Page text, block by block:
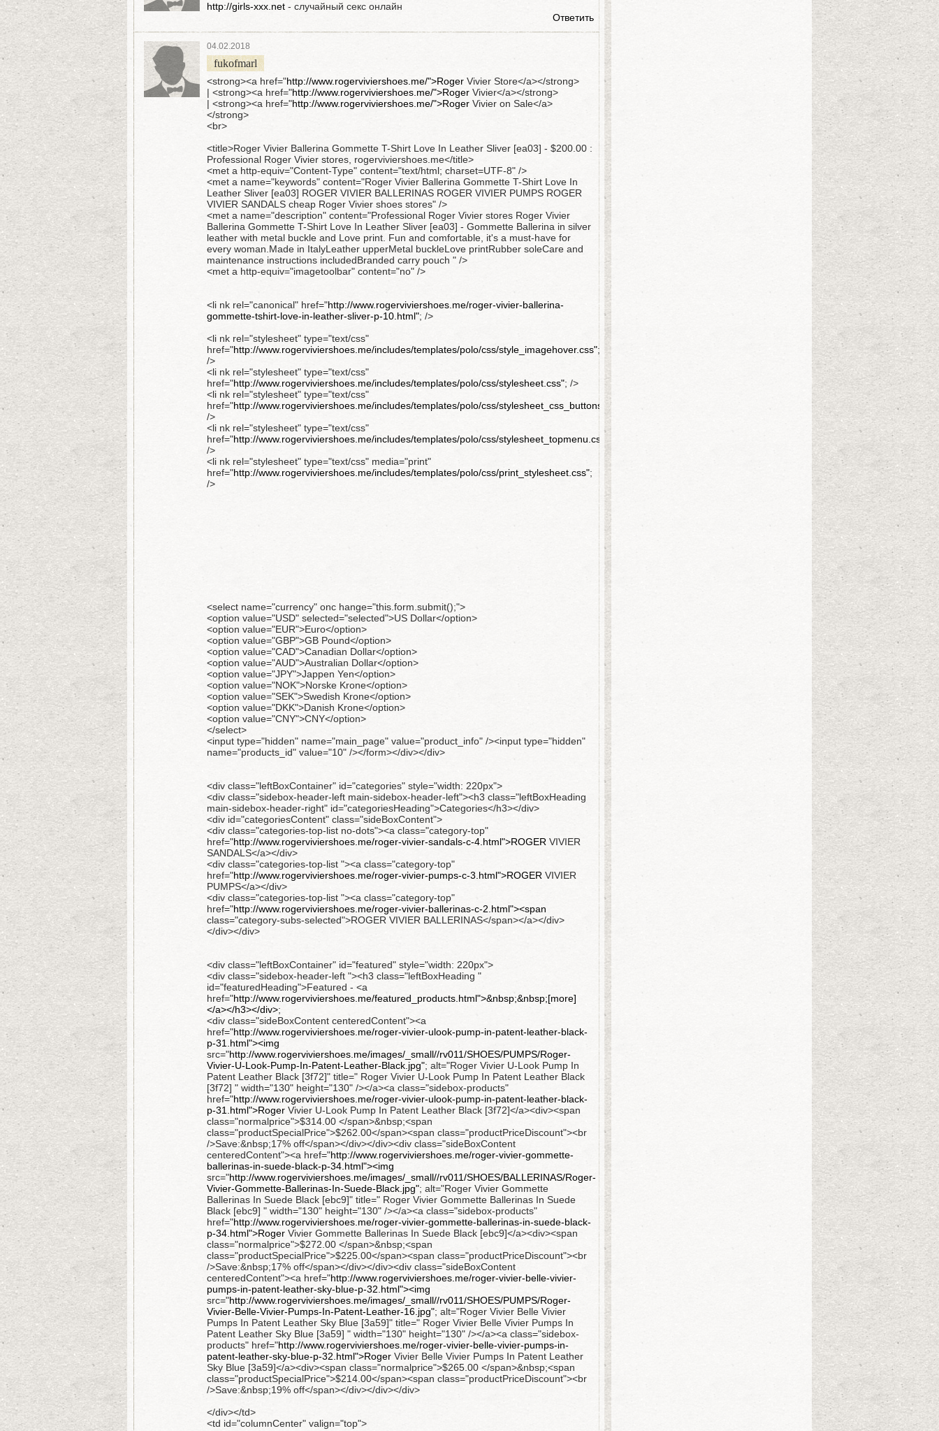
http://girls-xxx.net - случайный секс онлайн
Ответить
04.02.2018
fukofmarl
<strong><a href="http://www.rogerviviershoes.me/">Roger Vivier Store</a></strong>
| <strong><a href="http://www.rogerviviershoes.me/">Roger Vivier</a></strong>
| <strong><a href="http://www.rogerviviershoes.me/">Roger Vivier on Sale</a>
</strong>
<br>
<title>Roger Vivier Ballerina Gommette T-Shirt Love In Leather Sliver [ea03] - $200.00 :
Professional Roger Vivier stores, rogerviviershoes.me</title>
<met a http-equiv="Content-Type" content="text/html; charset=UTF-8" />
<met a name="keywords" content="Roger Vivier Ballerina Gommette T-Shirt Love In
Leather Sliver [ea03] ROGER VIVIER BALLERINAS ROGER VIVIER PUMPS ROGER
VIVIER SANDALS cheap Roger Vivier shoes stores" />
<met a name="description" content="Professional Roger Vivier stores Roger Vivier
Ballerina Gommette T-Shirt Love In Leather Sliver [ea03] - Gommette Ballerina in silver
leather with metal buckle and Love print. Fun and comfortable, it's a must-have for
every woman.Made in ItalyLeather upperMetal buckleLove printRubber soleCare and
maintenance instructions includedBranded carry pouch " />
<met a http-equiv="imagetoolbar" content="no" />
<li nk rel="canonical" href="http://www.rogerviviershoes.me/roger-vivier-ballerina-
gommette-tshirt-love-in-leather-sliver-p-10.html"; />
<li nk rel="stylesheet" type="text/css"
href="http://www.rogerviviershoes.me/includes/templates/polo/css/style_imagehover.css";
/>
<li nk rel="stylesheet" type="text/css"
href="http://www.rogerviviershoes.me/includes/templates/polo/css/stylesheet.css"; />
<li nk rel="stylesheet" type="text/css"
href="http://www.rogerviviershoes.me/includes/templates/polo/css/stylesheet_css_buttons.css"
/>
<li nk rel="stylesheet" type="text/css"
href="http://www.rogerviviershoes.me/includes/templates/polo/css/stylesheet_topmenu.css"
/>
<li nk rel="stylesheet" type="text/css" media="print"
href="http://www.rogerviviershoes.me/includes/templates/polo/css/print_stylesheet.css";
/>
<select name="currency" onc hange="this.form.submit();">
<option value="USD" selected="selected">US Dollar</option>
<option value="EUR">Euro</option>
<option value="GBP">GB Pound</option>
<option value="CAD">Canadian Dollar</option>
<option value="AUD">Australian Dollar</option>
<option value="JPY">Jappen Yen</option>
<option value="NOK">Norske Krone</option>
<option value="SEK">Swedish Krone</option>
<option value="DKK">Danish Krone</option>
<option value="CNY">CNY</option>
</select>
<input type="hidden" name="main_page" value="product_info" /><input type="hidden"
name="products_id" value="10" /></form></div></div>
<div class="leftBoxContainer" id="categories" style="width: 220px">
<div class="sidebox-header-left main-sidebox-header-left"><h3 class="leftBoxHeading
main-sidebox-header-right" id="categoriesHeading">Categories</h3></div>
<div id="categoriesContent" class="sideBoxContent">
<div class="categories-top-list no-dots"><a class="category-top"
href="http://www.rogerviviershoes.me/roger-vivier-sandals-c-4.html">ROGER VIVIER
SANDALS</a></div>
<div class="categories-top-list "><a class="category-top"
href="http://www.rogerviviershoes.me/roger-vivier-pumps-c-3.html">ROGER VIVIER
PUMPS</a></div>
<div class="categories-top-list "><a class="category-top"
href="http://www.rogerviviershoes.me/roger-vivier-ballerinas-c-2.html"><span
class="category-subs-selected">ROGER VIVIER BALLERINAS</span></a></div>
</div></div>
<div class="leftBoxContainer" id="featured" style="width: 220px">
<div class="sidebox-header-left "><h3 class="leftBoxHeading "
id="featuredHeading">Featured - <a
href="http://www.rogerviviershoes.me/featured_products.html">&nbsp;&nbsp;[more]
</a></h3></div>;
<div class="sideBoxContent centeredContent"><a
href="http://www.rogerviviershoes.me/roger-vivier-ulook-pump-in-patent-leather-black-
p-31.html"><img
src="http://www.rogerviviershoes.me/images/_small//rv011/SHOES/PUMPS/Roger-
Vivier-U-Look-Pump-In-Patent-Leather-Black.jpg"; alt="Roger Vivier U-Look Pump In
Patent Leather Black [3f72]" title=" Roger Vivier U-Look Pump In Patent Leather Black
[3f72] " width="130" height="130" /></a><a class="sidebox-products"
href="http://www.rogerviviershoes.me/roger-vivier-ulook-pump-in-patent-leather-black-
p-31.html">Roger Vivier U-Look Pump In Patent Leather Black [3f72]</a><div><span
class="normalprice">$314.00 </span>&nbsp;<span
class="productSpecialPrice">$262.00</span><span class="productPriceDiscount"><br
/>Save:&nbsp;17% off</span></div></div><div class="sideBoxContent
centeredContent"><a href="http://www.rogerviviershoes.me/roger-vivier-gommette-
ballerinas-in-suede-black-p-34.html"><img
src="http://www.rogerviviershoes.me/images/_small//rv011/SHOES/BALLERINAS/Roger-
Vivier-Gommette-Ballerinas-In-Suede-Black.jpg"; alt="Roger Vivier Gommette
Ballerinas In Suede Black [ebc9]" title=" Roger Vivier Gommette Ballerinas In Suede
Black [ebc9] " width="130" height="130" /></a><a class="sidebox-products"
href="http://www.rogerviviershoes.me/roger-vivier-gommette-ballerinas-in-suede-black-
p-34.html">Roger Vivier Gommette Ballerinas In Suede Black [ebc9]</a><div><span
class="normalprice">$272.00 </span>&nbsp;<span
class="productSpecialPrice">$225.00</span><span class="productPriceDiscount"><br
/>Save:&nbsp;17% off</span></div></div><div class="sideBoxContent
centeredContent"><a href="http://www.rogerviviershoes.me/roger-vivier-belle-vivier-
pumps-in-patent-leather-sky-blue-p-32.html"><img
src="http://www.rogerviviershoes.me/images/_small//rv011/SHOES/PUMPS/Roger-
Vivier-Belle-Vivier-Pumps-In-Patent-Leather-16.jpg"; alt="Roger Vivier Belle Vivier
Pumps In Patent Leather Sky Blue [3a59]" title=" Roger Vivier Belle Vivier Pumps In
Patent Leather Sky Blue [3a59] " width="130" height="130" /></a><a class="sidebox-
products" href="http://www.rogerviviershoes.me/roger-vivier-belle-vivier-pumps-in-
patent-leather-sky-blue-p-32.html">Roger Vivier Belle Vivier Pumps In Patent Leather
Sky Blue [3a59]</a><div><span class="normalprice">$265.00 </span>&nbsp;<span
class="productSpecialPrice">$214.00</span><span class="productPriceDiscount"><br
/>Save:&nbsp;19% off</span></div></div></div>
</div></td>
<td id="columnCenter" valign="top">